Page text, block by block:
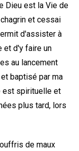
Dieu est la Vie de
et cessai
d'assister à
et d'y faire un
au lancement
baptisé par ma
est spirituelle et
plus tard, lors
de maux